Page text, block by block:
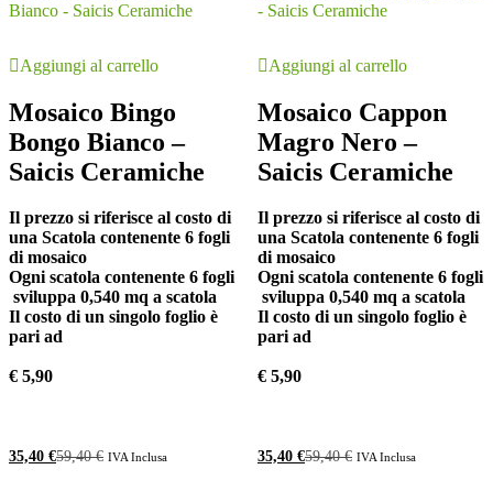
Aggiungi al carrello
Mosaico Bingo
Bongo Bianco –
Saicis Ceramiche
Il prezzo si riferisce al costo di
una Scatola contenente 6 fogli
di mosaico
Ogni scatola contenente 6 fogli
sviluppa 0,540 mq a scatola
Il costo di un singolo foglio è
pari ad
€ 5,90
35,40 €59,40€ IVA Inclusa
Aggiungi al carrello
Mosaico Cappon
Magro Nero –
Saicis Ceramiche
Il prezzo si riferisce al costo di
una Scatola contenente 6 fogli
di mosaico
Ogni scatola contenente 6 fogli
sviluppa 0,540 mq a scatola
Il costo di un singolo foglio è
pari ad
€ 5,90
35,40 €59,40€ IVA Inclusa